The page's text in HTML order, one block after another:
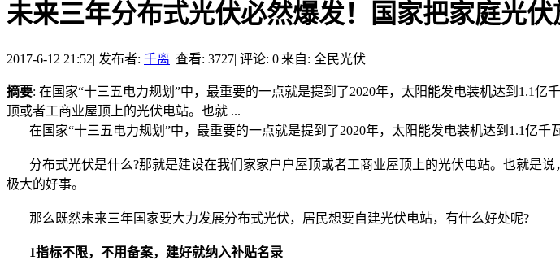
未来三年分布式光伏必然爆发！国家把家庭光
2017-6-12 21:52| 发布者: 千离| 查看: 3727| 评论: 0|来自: 全民光伏
摘要: 在国家“十三五电力规划”中，最重要的一点就是提到了2020年，太阳能发电装机达到1.1
顶或者工商业屋顶上的光伏电站。也就 ...
在国家“十三五电力规划”中，最重要的一点就是提到了2020年，太阳能发电装机达到1.1亿千
分布式光伏是什么?那就是建设在我们家家户户屋顶或者工商业屋顶上的光伏电站。也就是
极大的好事。
那么既然未来三年国家要大力发展分布式光伏，居民想要自建光伏电站，有什么好处呢?
1指标不限，不用备案，建好就纳入补贴名录